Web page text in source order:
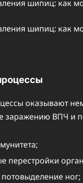
оказывают
заражению ВПЧ и
перестройки
ног;